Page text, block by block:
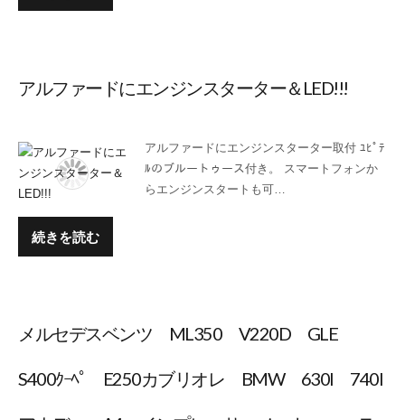
アルファードにエンジンスターター＆LED!!!
アルファードにエンジンスターター取付 ﾕﾋﾟﾃ
ﾙのブルートゥース付き。 スマートフォンか
らエンジンスタートも可…
続きを読む
メルセデスベンツ ML350 V220D GLE
S400ｸｰﾍﾟ E250カブリオレ BMW 630I 740I